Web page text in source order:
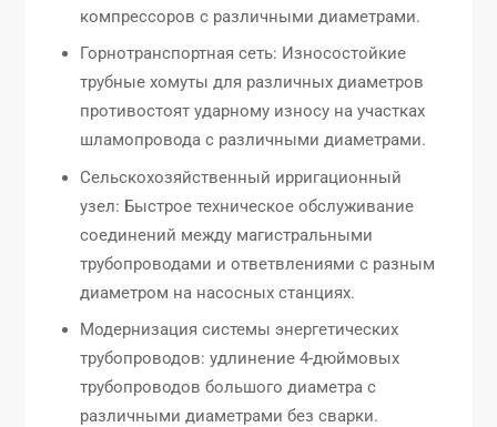
компрессоров с различными диаметрами.
Горнотранспортная сеть: Износостойкие
трубные хомуты для различных диаметров
противостоят ударному износу на участках
шламопровода с различными диаметрами.
Сельскохозяйственный ирригационный
узел: Быстрое техническое обслуживание
соединений между магистральными
трубопроводами и ответвлениями с разным
диаметром на насосных станциях.
Модернизация системы энергетических
трубопроводов: удлинение 4-дюймовых
трубопроводов большого диаметра с
различными диаметрами без сварки.